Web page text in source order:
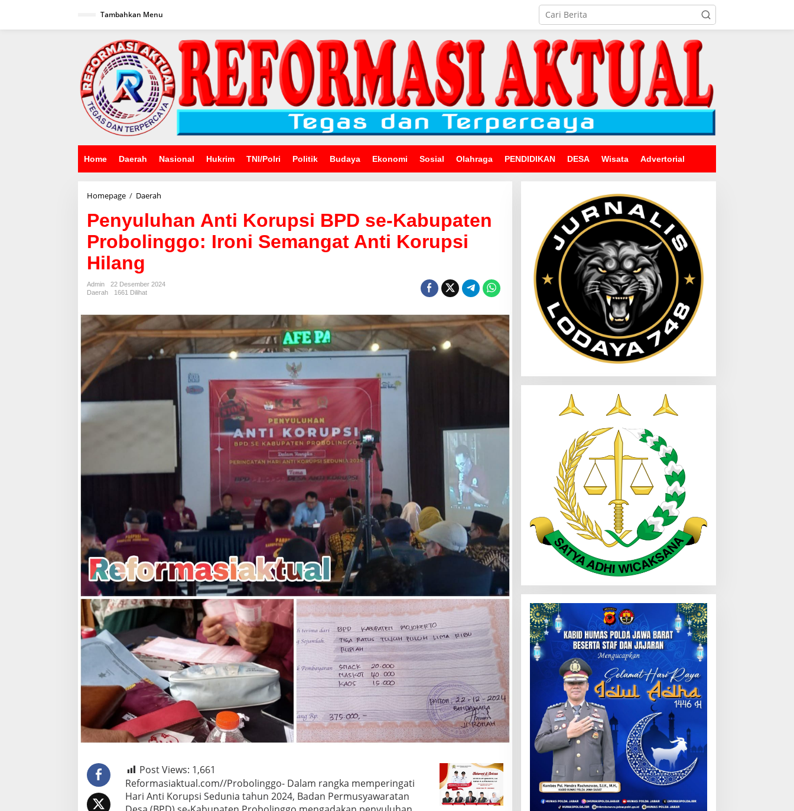
Tambahkan Menu
Home Daerah Nasional Hukrim TNI/Polri Politik Budaya Ekonomi Sosial Olahraga PENDIDIKAN DESA Wisata Advertorial
Homepage / Daerah
Korupsi
BPD
se-
Kabupaten
Semangat
Hilang
Penyuluhan Anti Korupsi BPD se-Kabupaten
Probolinggo: Ironi Semangat Anti Korupsi
Hilang
Admin
22 Desember 2024
Daerah
1661 Dilihat
Post Views: 1,661
Reformasiaktual.com//Probolinggo- Dalam rangka memperingati
Hari Anti Korupsi Sedunia tahun 2024, Badan Permusyawaratan